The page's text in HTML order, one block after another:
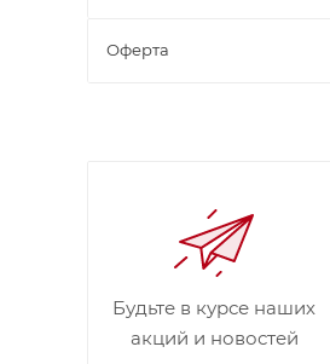
Офертa
Будьте в курсе наших
акций и новостей